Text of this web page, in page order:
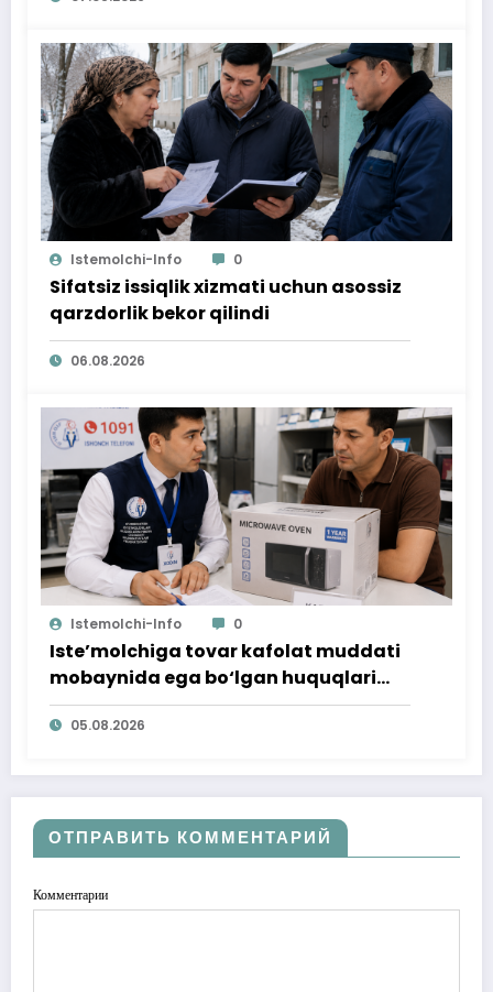
Istemolchi-Info 0
Sifatsiz issiqlik xizmati uchun asossiz
qarzdorlik bekor qilindi
06.08.2026
Istemolchi-Info 0
Iste’molchiga tovar kafolat muddati
mobaynida ega bo‘lgan huquqlari
ta’minlab berildi
05.08.2026
ОТПРАВИТЬ КОММЕНТАРИЙ
Комментарии